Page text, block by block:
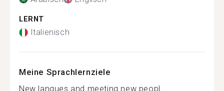
LERNT
Italienisch
Meine Sprachlernziele
New langues and meeting new peopl...